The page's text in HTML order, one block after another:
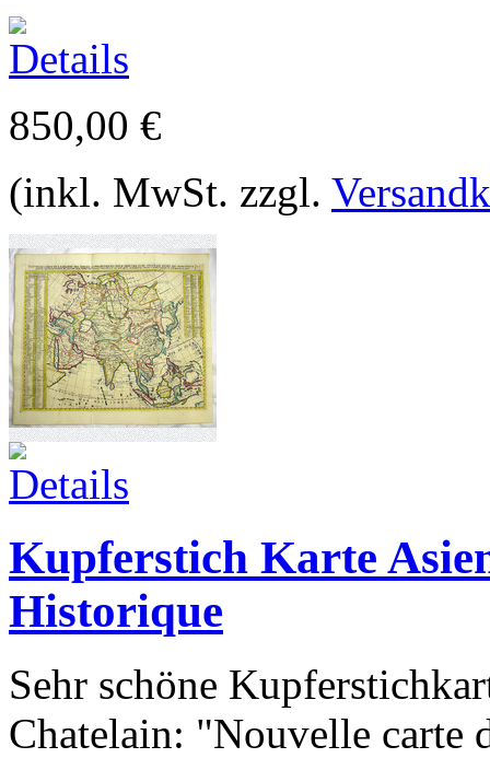
850,00 €
(inkl. MwSt. zzgl.
Kupferstich Karte
Historique
Sehr schöne
Chatelain: "Nouvelle carte